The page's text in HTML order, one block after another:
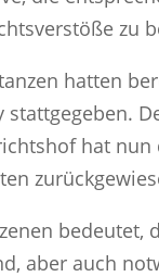
zu
hatten
stattgegeben.
hat nun
bedeutet,
aber auch